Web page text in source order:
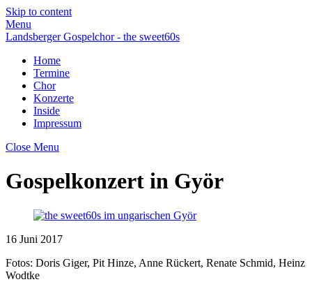
Skip to content
Menu
Landsberger Gospelchor - the sweet60s
Home
Termine
Chor
Konzerte
Inside
Impressum
Close Menu
Gospelkonzert in Györ
16 Juni 2017
Fotos: Doris Giger, Pit Hinze, Anne Rückert, Renate Schmid, Heinz
Wodtke